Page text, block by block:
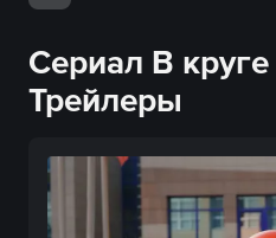
Сериал В
Трейлеры